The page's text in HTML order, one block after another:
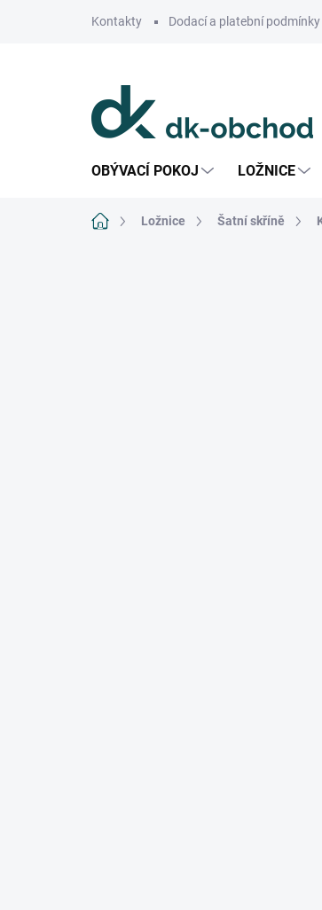
Kontakty Dodací a platební podmínky
OBÝVACÍ POKOJ LOŽNICE
Domů Ložnice Šatní skříně